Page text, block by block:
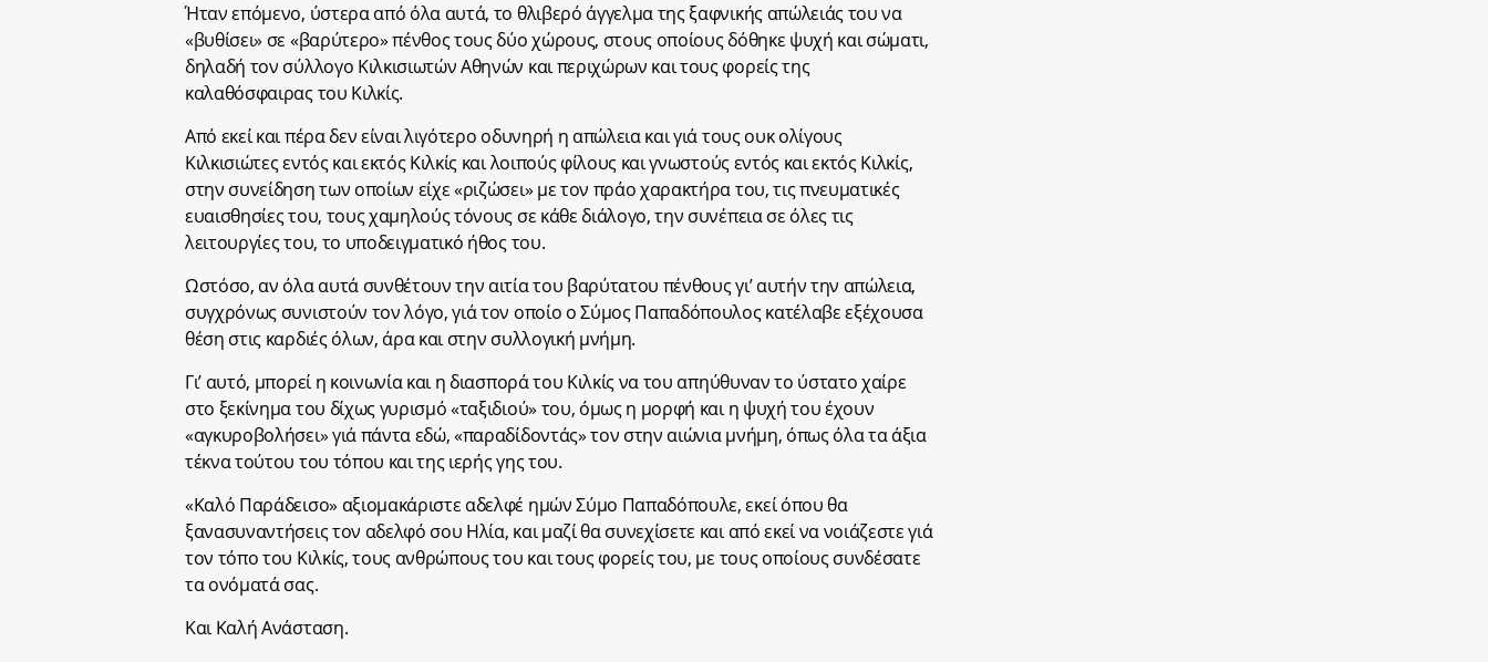
Ήταν επόμενο, ύστερα από όλα αυτά, το θλιβερό άγγελμα της ξαφνικής απώλειάς του να
«βυθίσει» σε «βαρύτερο» πένθος τους δύο χώρους, στους οποίους δόθηκε ψυχή και σώματι,
δηλαδή τον σύλλογο Κιλκισιωτών Αθηνών και περιχώρων και τους φορείς της
καλαθόσφαιρας του Κιλκίς.
Από εκεί και πέρα δεν είναι λιγότερο οδυνηρή η απώλεια και γιά τους ουκ ολίγους
Κιλκισιώτες εντός και εκτός Κιλκίς και λοιπούς φίλους και γνωστούς εντός και εκτός Κιλκίς,
στην συνείδηση των οποίων είχε «ριζώσει» με τον πράο χαρακτήρα του, τις πνευματικές
ευαισθησίες του, τους χαμηλούς τόνους σε κάθε διάλογο, την συνέπεια σε όλες τις
λειτουργίες του, το υποδειγματικό ήθος του.
Ωστόσο, αν όλα αυτά συνθέτουν την αιτία του βαρύτατου πένθους γι’ αυτήν την απώλεια,
συγχρόνως συνιστούν τον λόγο, γιά τον οποίο ο Σύμος Παπαδόπουλος κατέλαβε εξέχουσα
θέση στις καρδιές όλων, άρα και στην συλλογική μνήμη.
Γι’ αυτό, μπορεί η κοινωνία και η διασπορά του Κιλκίς να του απηύθυναν το ύστατο χαίρε
στο ξεκίνημα του δίχως γυρισμό «ταξιδιού» του, όμως η μορφή και η ψυχή του έχουν
«αγκυροβολήσει» γιά πάντα εδώ, «παραδίδοντάς» τον στην αιώνια μνήμη, όπως όλα τα άξια
τέκνα τούτου του τόπου και της ιερής γης του.
«Καλό Παράδεισο» αξιομακάριστε αδελφέ ημών Σύμο Παπαδόπουλε, εκεί όπου θα
ξανασυναντήσεις τον αδελφό σου Ηλία, και μαζί θα συνεχίσετε και από εκεί να νοιάζεστε γιά
τον τόπο του Κιλκίς, τους ανθρώπους του και τους φορείς του, με τους οποίους συνδέσατε
τα ονόματά σας.
Και Καλή Ανάσταση.